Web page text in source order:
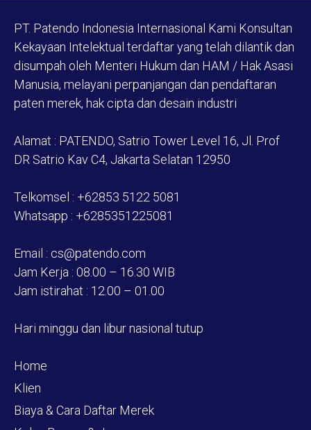
PT. Patendo Indonesia Internasional Kami Konsultan
Kekayaan Intelektual terdaftar yang telah dilantik dan
disumpah oleh Menteri Hukum dan HAM / Hak Asasi
Manusia, melayani perpanjangan dan pendaftaran
paten merek, hak cipta dan desain industri
Alamat : PATENDO, Satrio Tower Level 16, Jl. Prof
DR Satrio Kav C4, Jakarta Selatan 12950
Telkomsel : +62853 5122 5081
Whatsapp : +6285351225081
Email : cs@patendo.com
Jam Kerja : 08.00 – 16.30 WIB
Jam istirahat : 12.00 – 01.00
Hari minggu dan libur nasional tutup
Home
Klien
Biaya & Cara Daftar Merek